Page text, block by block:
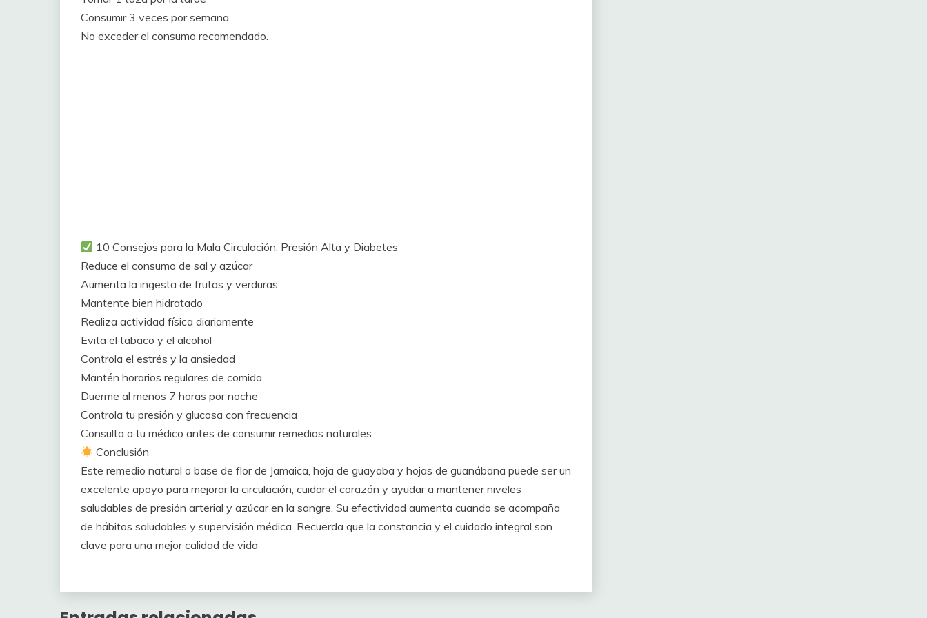
Consumir 3 veces por semana
No exceder el consumo recomendado.
10 Consejos para la Mala Circulación, Presión Alta y Diabetes
Reduce el consumo de sal y azúcar
Aumenta la ingesta de frutas y verduras
Mantente bien hidratado
Realiza actividad física diariamente
Evita el tabaco y el alcohol
Controla el estrés y la ansiedad
Mantén horarios regulares de comida
Duerme al menos 7 horas por noche
Controla tu presión y glucosa con frecuencia
Consulta a tu médico antes de consumir remedios naturales
Conclusión
Este remedio natural a base de flor de Jamaica, hoja de guayaba y hojas de guanábana puede ser un
excelente apoyo para mejorar la circulación, cuidar el corazón y ayudar a mantener niveles
saludables de presión arterial y azúcar en la sangre. Su efectividad aumenta cuando se acompaña
de hábitos saludables y supervisión médica. Recuerda que la constancia y el cuidado integral son
clave para una mejor calidad de vida